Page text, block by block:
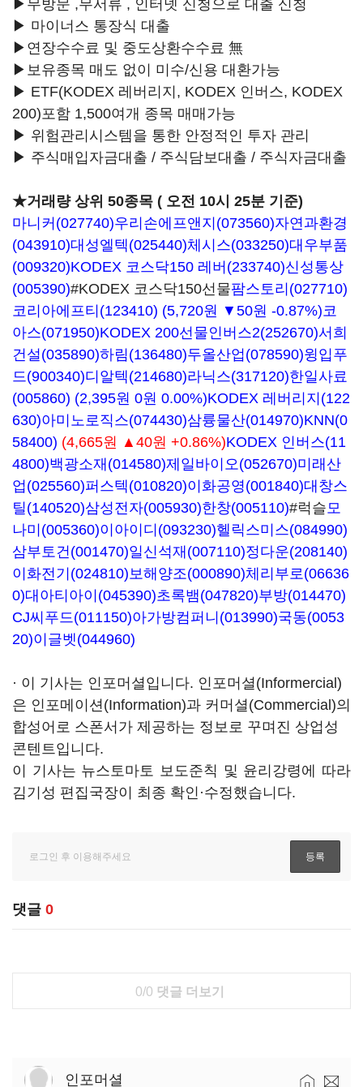
▶무방문 ,무서류 , 인터넷 신청으로 대출 신청
▶ 마이너스 통장식 대출
▶연장수수료 및 중도상환수수료 無
▶보유종목 매도 없이 미수/신용 대환가능
▶ ETF(KODEX 레버리지, KODEX 인버스, KODEX
200)포함 1,500여개 종목 매매가능
▶ 위험관리시스템을 통한 안정적인 투자 관리
▶ 주식매입자금대출 / 주식담보대출 / 주식자금대출
★거래량 상위 50종목 ( 오전 10시 25분 기준)
마니커(027740)우리손에프앤지(073560)자연과환경
(043910)대성엘텍(025440)체시스(033250)대우부품
(009320)KODEX 코스닥150 레버(233740)신성통상
(005390)#KODEX 코스닥150선물팜스토리(027710)
코리아에프티(123410) (5,720원 ▼50원 -0.87%)코
아스(071950)KODEX 200선물인버스2(252670)서희
건설(035890)하림(136480)두올산업(078590)윙입푸
드(900340)디알텍(214680)라닉스(317120)한일사료
(005860) (2,395원 0원 0.00%)KODEX 레버리지(122
630)아미노로직스(074430)삼륭물산(014970)KNN(0
58400) (4,665원 ▲40원 +0.86%)KODEX 인버스(11
4800)백광소재(014580)제일바이오(052670)미래산
업(025560)퍼스텍(010820)이화공영(001840)대창스
틸(140520)삼성전자(005930)한창(005110)#럭슬모
나미(005360)이아이디(093230)헬릭스미스(084990)
삼부토건(001470)일신석재(007110)정다운(208140)
이화전기(024810)보해양조(000890)체리부로(06636
0)대아티아이(045390)초록뱀(047820)부방(014470)
CJ씨푸드(011150)아가방컴퍼니(013990)국동(0053
20)이글벳(044960)
· 이 기사는 인포머셜입니다. 인포머셜(Informercial)
은 인포메이션(Information)과 커머셜(Commercial)의
합성어로 스폰서가 제공하는 정보로 꾸며진 상업성
콘텐트입니다.
이 기사는 뉴스토마토 보도준칙 및 윤리강령에 따라
김기성 편집국장이 최종 확인·수정했습니다.
댓글 0
0/0 댓글 더보기
인포머셜